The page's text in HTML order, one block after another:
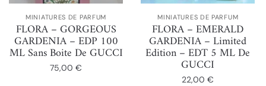
MINIATURES DE PARFUM
FLORA – GORGEOUS
GARDENIA – EDP 100
ML Sans Boite De GUCCI
75,00€
MINIATURES DE PARFUM
FLORA – EMERALD
GARDENIA – Limited
Edition – EDT 5 ML De
GUCCI
22,00€